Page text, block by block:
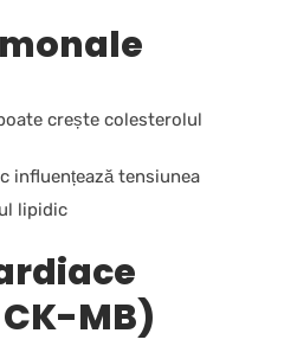
crește colesterolul
influențează tensiunea
lipidic
MB)